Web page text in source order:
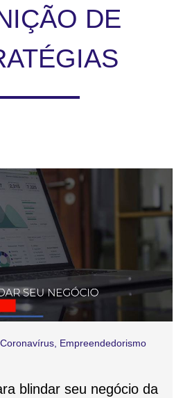
DE
Coronavírus, Empreendedorismo
blindar seu negócio da